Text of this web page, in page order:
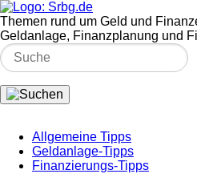
Themen rund um Geld und
Geldanlage, Finanzplanung und
Allgemeine Tipps
Geldanlage-Tipps
Finanzierungs-Tipps